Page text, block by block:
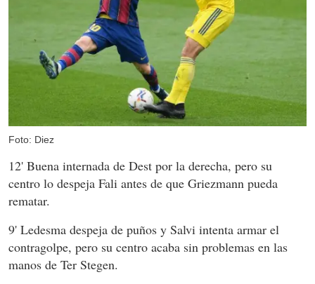
Foto: Diez
12' Buena internada de Dest por la derecha, pero su
centro lo despeja Fali antes de que Griezmann pueda
rematar.
9' Ledesma despeja de puños y Salvi intenta armar el
contragolpe, pero su centro acaba sin problemas en las
manos de Ter Stegen.